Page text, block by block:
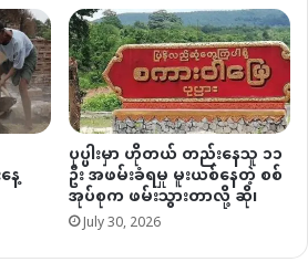
ေ့
ပုပ္ပါးမှာ ဟိုတယ် တည်းနေသူ ၁၁
ဦး အဖမ်းခံရမှု မူးယစ်နေတဲ့ စစ်
အုပ်စုက ဖမ်းသွားတာလို့ ဆို၊
July 30, 2026